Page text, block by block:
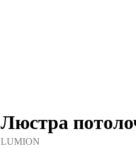
Люстра
LUMION